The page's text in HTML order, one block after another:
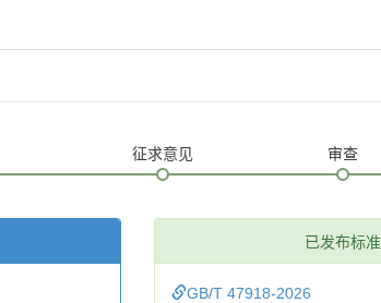
征求意见 审查
已发布标准
GB/T 47918-2026